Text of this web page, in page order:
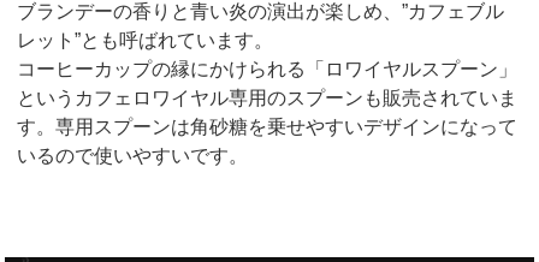
ブランデーの香りと青い炎の演出が楽しめ、”カフェブル
レット”とも呼ばれています。
コーヒーカップの縁にかけられる「ロワイヤルスプーン」
というカフェロワイヤル専用のスプーンも販売されていま
す。専用スプーンは角砂糖を乗せやすいデザインになって
いるので使いやすいです。